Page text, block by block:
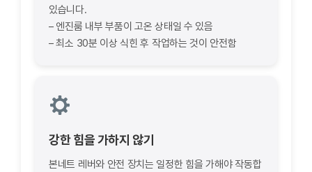
있습니다.
– 엔진룸 내부 부품이 고온 상태일 수 있음
– 최소 30분 이상 식힌 후 작업하는 것이 안전함
강한 힘을 가하지 않기
본네트 레버와 안전 장치는 일정한 힘을 가해야 작동합